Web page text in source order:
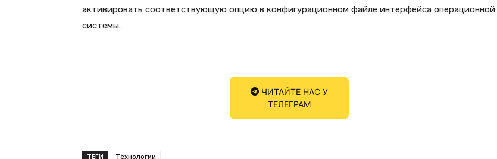
активировать соответствующую опцию в конфигурационном файле интерфейса операционной
системы.
ЧИТАЙТЕ НАС У
ТЕЛЕГРАМ
ТЕГИ Технологии